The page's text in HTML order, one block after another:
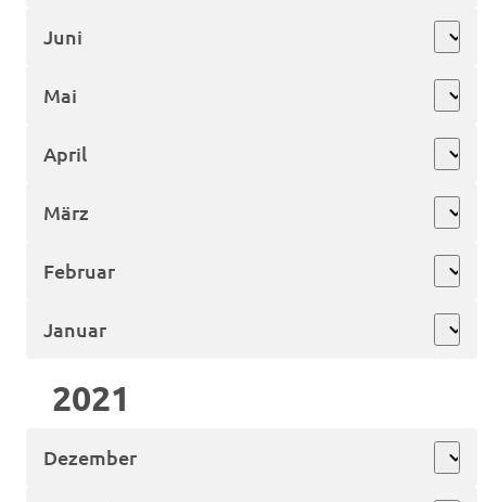
expand_more
Juni
expand_more
Mai
expand_more
April
expand_more
März
expand_more
Februar
expand_more
Januar
2021
expand_more
Dezember